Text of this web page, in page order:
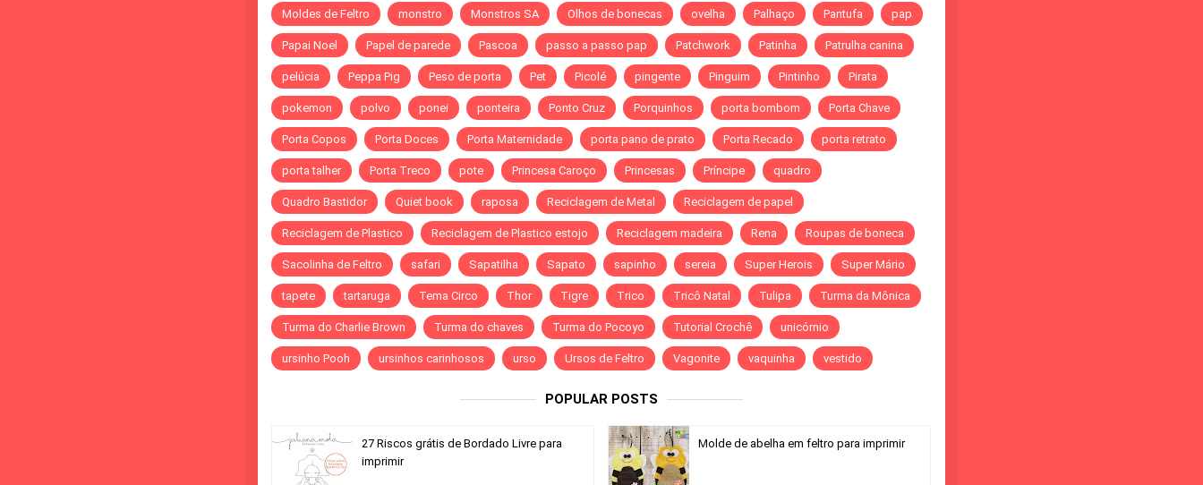
Moldes de Feltro monstro Monstros SA Olhos de bonecas ovelha Palhaço Pantufa pap
Papai Noel Papel de parede Pascoa passo a passo pap Patchwork Patinha Patrulha canina
pelúcia Peppa Pig Peso de porta Pet Picolé pingente Pinguim Pintinho Pirata
pokemon polvo ponei ponteira Ponto Cruz Porquinhos porta bombom Porta Chave
Porta Copos Porta Doces Porta Maternidade porta pano de prato Porta Recado porta retrato
porta talher Porta Treco pote Princesa Caroço Princesas Príncipe quadro
Quadro Bastidor Quiet book raposa Reciclagem de Metal Reciclagem de papel
Reciclagem de Plastico Reciclagem de Plastico estojo Reciclagem madeira Rena Roupas de boneca
Sacolinha de Feltro safari Sapatilha Sapato sapinho sereia Super Herois Super Mário
tapete tartaruga Tema Circo Thor Tigre Trico Tricô Natal Tulipa Turma da Mônica
Turma do Charlie Brown Turma do chaves Turma do Pocoyo Tutorial Crochê unicórnio
ursinho Pooh ursinhos carinhosos urso Ursos de Feltro Vagonite vaquinha vestido
POPULAR POSTS
27 Riscos grátis de Bordado Livre para
imprimir
Molde de abelha em feltro para imprimir